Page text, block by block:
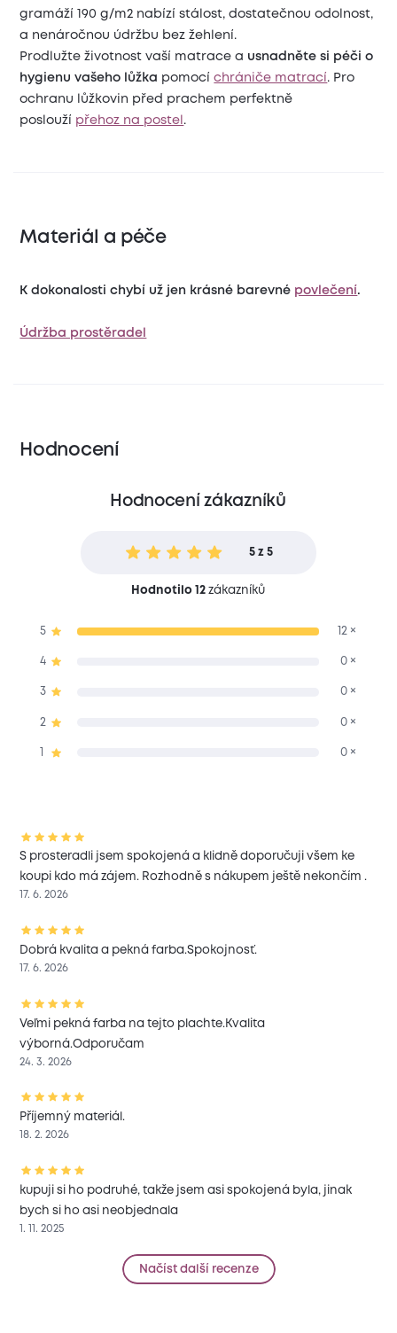
gramáží 190 g/m2 nabízí stálost, dostatečnou odolnost,
a nenáročnou údržbu bez žehlení.
Prodlužte životnost vaší matrace a usnadněte si péči o
hygienu vašeho lůžka pomocíchrániče matrací. Pro
ochranu lůžkovin před prachem perfektně
poslouží přehoz na postel .
Materiál a péče
K dokonalosti chybí už jen krásné barevné povlečení.
Údržba prostěradel
Hodnocení
Hodnocení zákazníků
5 z 5
Hodnotilo 12 zákazníků
5 12 ×
4 0 ×
3 0 ×
2 0 ×
0 ×
S prosteradli jsem spokojená a klidně doporučuji všem ke
koupi kdo má zájem. Rozhodně s nákupem ještě nekončím .
17. 6. 2026
Dobrá kvalita a pekná farba.Spokojnosť.
17. 6. 2026
Veľmi pekná farba na tejto plachte.Kvalita
výborná.Odporučam
24. 3. 2026
Příjemný materiál.
18. 2. 2026
kupuji si ho podruhé, takže jsem asi spokojená byla, jinak
bych si ho asi neobjednala
1. 11. 2025
Načíst další recenze